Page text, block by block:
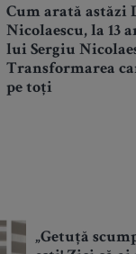
Cum arată astăzi
Nicolaescu, la 13
lui Sergiu
Transformarea
pe toți
„Getuță